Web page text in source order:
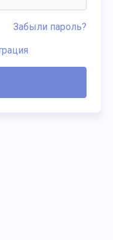
Забыли пароль?